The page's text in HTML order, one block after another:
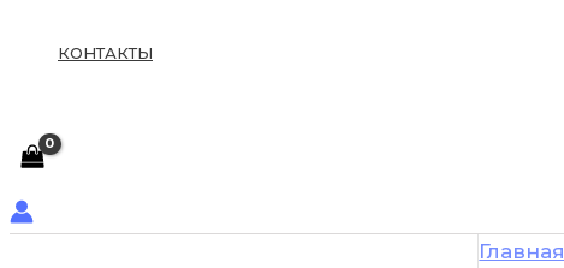
КОНТАКТЫ
Главная